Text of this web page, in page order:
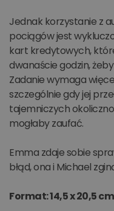
Jednak korzystanie z
pociągów jest
kart kredytowych,
dwanaście godzin,
Zadanie wymaga
szczególnie gdy jej
tajemniczych
mogłaby zaufać.
Emma zdaje sobie
błąd, ona i Michael
Format: 14,5 x 20,5 cm